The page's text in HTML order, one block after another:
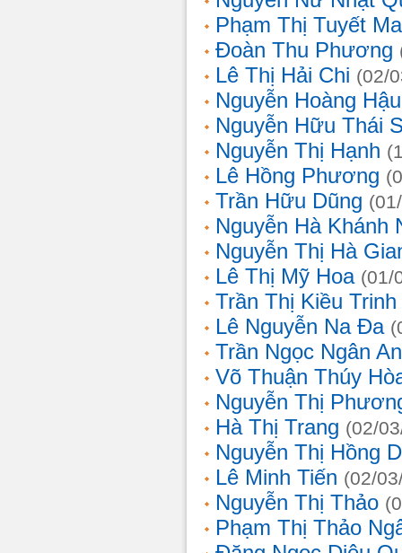
Phạm Thị Tuyết
Đoàn Thu Phương
Lê Thị Hải Chi (02/
Nguyễn Hoàng Hậu
Nguyễn Hữu Thái
Nguyễn Thị Hạnh
Lê Hồng Phương
Trần Hữu Dũng
Nguyễn Hà Khánh
Nguyễn Thị Hà
Lê Thị Mỹ Hoa (01/
Trần Thị Kiều Trinh
Lê Nguyễn Na Đa
Trần Ngọc Ngân
Võ Thuận Thúy
Nguyễn Thị
Hà Thị Trang (02/
Nguyễn Thị Hồng
Lê Minh Tiến (02/
Nguyễn Thị Thảo
Phạm Thị Thảo